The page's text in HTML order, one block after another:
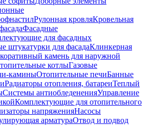
Рулонная кровляКровельная
Фасадные
для фасадных
штукатурки для фасадаКлинкерная
камень для наружной
котлыГазовые
каминыОтопительные печиБанные
Радиаторы отопления, батареиТеплый
Системы антиобледененияУправление
Комплектующие для отопительного
напряженияНасосы
арматураОтвод и подвод